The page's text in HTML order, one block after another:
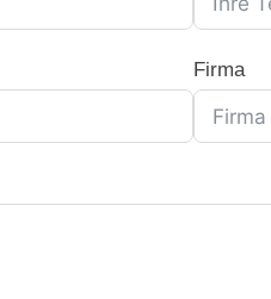
Firma